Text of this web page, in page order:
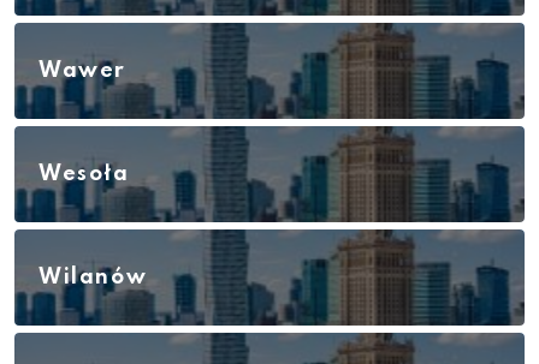
Wawer
Wesoła
Wilanów